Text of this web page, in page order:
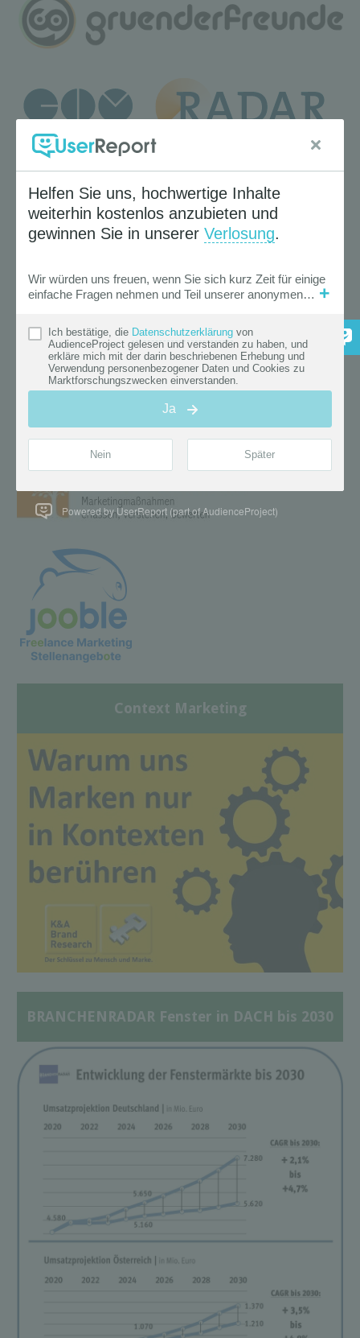
Context Marketing
BRANCHENRADAR Fenster in DACH bis 2030
Powered by UserReport (part of AudienceProject)